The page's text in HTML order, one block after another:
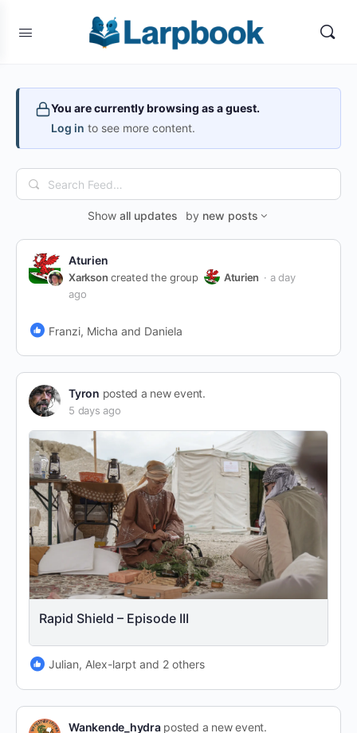
You are currently browsing as a guest.
Log in to see more content.
Search
Feed…
Show all updates by new posts
Aturien
Xarkson created the group Aturien
a day
ago
Franzi, Micha and Daniela
Tyron posted a new event.
5 days ago
Rapid Shield – Episode III
Julian, Alex-larpt and 2 others
Wankende_hydraposted a new event.